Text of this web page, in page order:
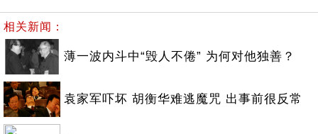
相关新闻：
薄一波内斗中“毁人不倦” 为何对他独善？
袁家军吓坏 胡衡华难逃魔咒 出事前很反常